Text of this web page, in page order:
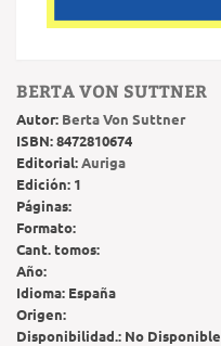
BERTA VON SUTTNER
Autor: Berta Von Suttner
ISBN:8472810674
Editorial:Auriga
Edición: 1
Páginas:
Formato:
Cant. tomos:
Año:
Idioma: España
Origen:
Disponibilidad.: No Disponible